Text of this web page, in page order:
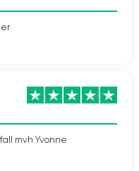
mvh Yvonne